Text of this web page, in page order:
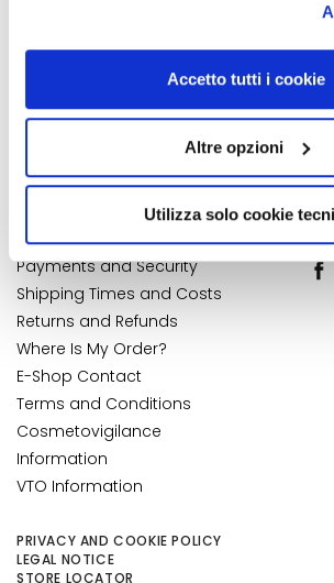
l’informativa cookie completa e
disponibiliqui. Le ricordiamo che,
“Utilizza solo i cookie necessari”, non
quelli tecnici. Cliccando su “Accetto
presterà il consenso all’installazione di
utilizzati dal sito. Cliccando su “Altre
scegliere, in modo più granulare, quali
Accetto tutti i cookie
Altre opzioni
Utilizza solo cookie
a
k
n
E
x
f
o
l
i
a
t
o
r
s
S
e
Contact
Accessibility Statement
CUSTOMER CARE
Payments and Security
Shipping Times and Costs
Returns and Refunds
Where Is My Order?
E-Shop Contact
Terms and Conditions
Cosmetovigilance
Information
VTO Information
PRIVACY AND COOKIE POLICY
LEGAL NOTICE
STORE LOCATOR
MY
Account
My
My Wishlist
My